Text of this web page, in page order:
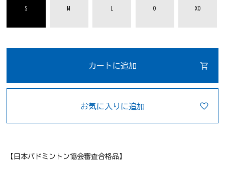
S M O XO
カートに追加
お気に入りに追加
【日本バドミントン協会審査合格品】